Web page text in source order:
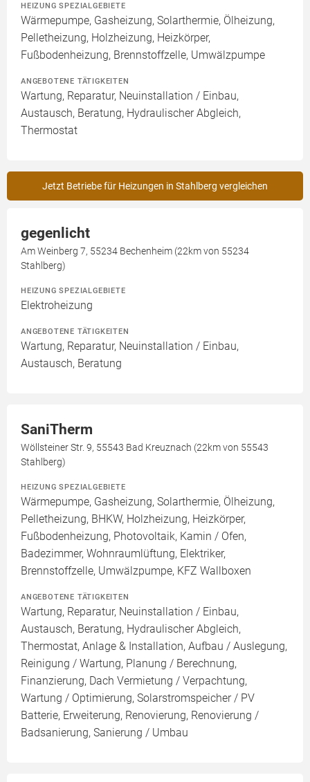
HEIZUNG SPEZIALGEBIETE
Wärmepumpe, Gasheizung, Solarthermie, Ölheizung,
Pelletheizung, Holzheizung, Heizkörper,
Fußbodenheizung, Brennstoffzelle, Umwälzpumpe
ANGEBOTENE TÄTIGKEITEN
Wartung, Reparatur, Neuinstallation / Einbau,
Austausch, Beratung, Hydraulischer Abgleich,
Thermostat
Jetzt Betriebe für Heizungen in Stahlberg vergleichen
gegenlicht
Am Weinberg 7, 55234 Bechenheim (22km von 55234
Stahlberg)
HEIZUNG SPEZIALGEBIETE
Elektroheizung
ANGEBOTENE TÄTIGKEITEN
Wartung, Reparatur, Neuinstallation / Einbau,
Austausch, Beratung
SaniTherm
Wöllsteiner Str. 9, 55543 Bad Kreuznach (22km von 55543
Stahlberg)
HEIZUNG SPEZIALGEBIETE
Wärmepumpe, Gasheizung, Solarthermie, Ölheizung,
Pelletheizung, BHKW, Holzheizung, Heizkörper,
Fußbodenheizung, Photovoltaik, Kamin / Ofen,
Badezimmer, Wohnraumlüftung, Elektriker,
Brennstoffzelle, Umwälzpumpe, KFZ Wallboxen
ANGEBOTENE TÄTIGKEITEN
Wartung, Reparatur, Neuinstallation / Einbau,
Austausch, Beratung, Hydraulischer Abgleich,
Thermostat, Anlage & Installation, Aufbau / Auslegung,
Reinigung / Wartung, Planung / Berechnung,
Finanzierung, Dach Vermietung / Verpachtung,
Wartung / Optimierung, Solarstromspeicher / PV
Batterie, Erweiterung, Renovierung, Renovierung /
Badsanierung, Sanierung / Umbau